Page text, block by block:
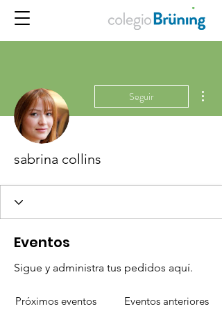
Seguir
sabrina collins
Eventos
Sigue y administra tus pedidos aquí.
Próximos eventos Eventos anteriores